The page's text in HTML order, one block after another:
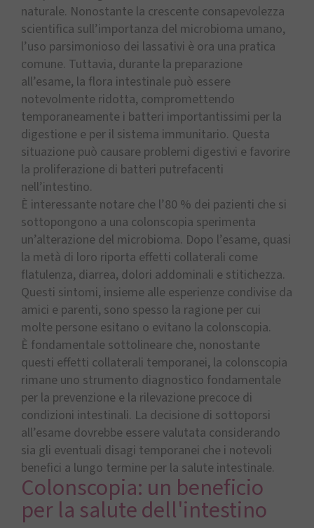
naturale. Nonostante la crescente consapevolezza
scientifica sull’importanza del microbioma umano,
l’uso parsimonioso dei lassativi è ora una pratica
comune. Tuttavia, durante la preparazione
all’esame, la flora intestinale può essere
notevolmente ridotta, compromettendo
temporaneamente i batteri importantissimi per la
digestione e per il sistema immunitario. Questa
situazione può causare problemi digestivi e favorire
la proliferazione di batteri putrefacenti
nell’intestino.
È interessante notare che l’80 % dei pazienti che si
sottopongono a una colonscopia sperimenta
un’alterazione del microbioma. Dopo l’esame, quasi
la metà di loro riporta effetti collaterali come
flatulenza, diarrea, dolori addominali e stitichezza.
Questi sintomi, insieme alle esperienze condivise da
amici e parenti, sono spesso la ragione per cui
molte persone esitano o evitano la colonscopia.
È fondamentale sottolineare che, nonostante
questi effetti collaterali temporanei, la colonscopia
rimane uno strumento diagnostico fondamentale
per la prevenzione e la rilevazione precoce di
condizioni intestinali. La decisione di sottoporsi
all’esame dovrebbe essere valutata considerando
sia gli eventuali disagi temporanei che i notevoli
benefici a lungo termine per la salute intestinale.
Colonscopia: un beneficio
per la salute dell'intestino